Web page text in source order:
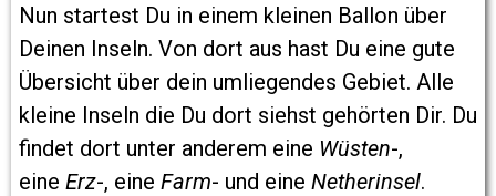
Nun startest Du in einem kleinen Ballon über
Deinen Inseln. Von dort aus hast Du eine gute
Übersicht über dein umliegendes Gebiet. Alle
kleine Inseln die Du dort siehst gehörten Dir. Du
findet dort unter anderem eine Wüsten-,
eine Erz-, eine Farm- und eine Netherinsel.